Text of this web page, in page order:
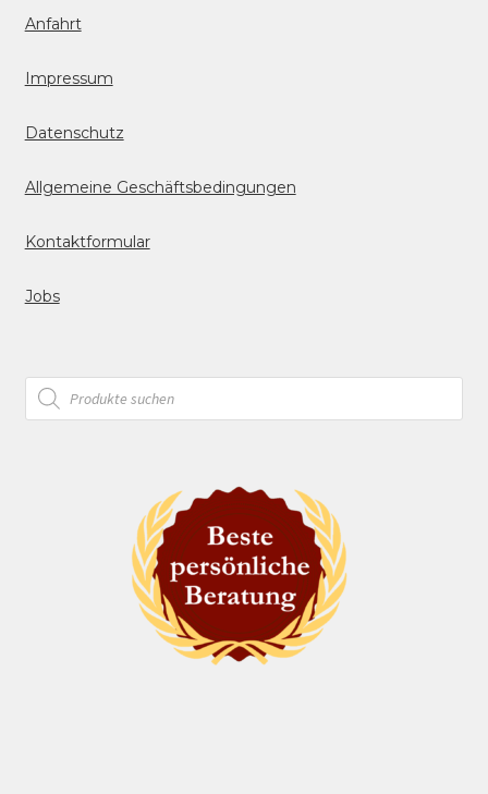
Anfahrt
Impressum
Datenschutz
Allgemeine Geschäftsbedingungen
Kontaktformular
Jobs
Products
search